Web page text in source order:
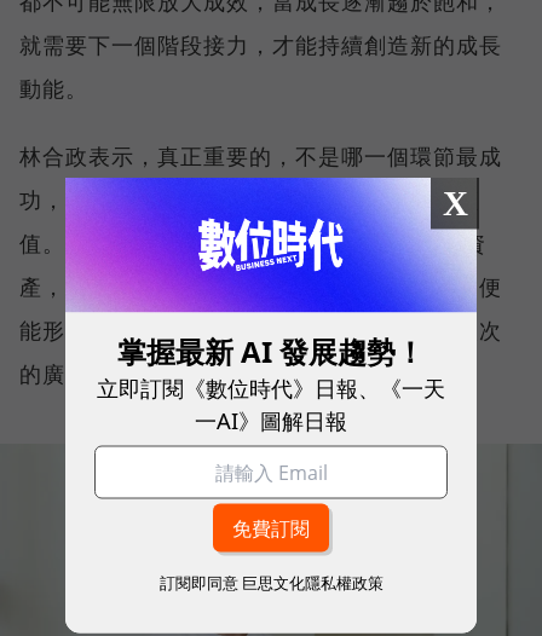
就需要下一個階段接力，才能持續創造新的成長
動能。
林合政表示，真正重要的，不是哪一個環節最成
功，而是每一個環節都能為下一個階段創造價
值。 當品牌聲量帶動流量、流量沉澱為會員資
產，再透過會員口碑與數據反哺品牌影響力，便
能形成持續運轉的品牌飛輪，而不是依賴一次次
的廣告投入。
X
掌握最新 AI 發展趨勢！
立即訂閱《數位時代》日報、《一天
一AI》圖解日報
訂閱即同意 巨思文化隱私權政策